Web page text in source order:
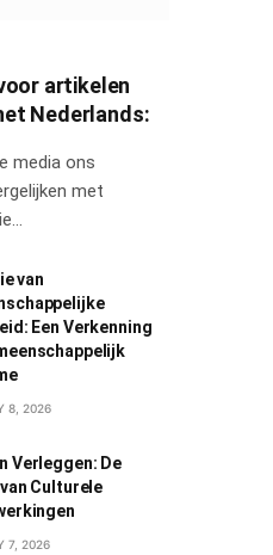
artikelen
Nederlands:
media ons
met
van
Een Verkenning
8, 2026
Verleggen: De
Culturele
7, 2026